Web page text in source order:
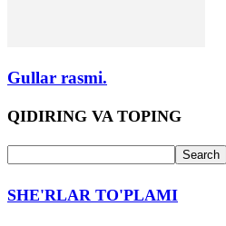
Gullar rasmi.
QIDIRING VA TOPING
SHE'RLAR TO'PLAMI